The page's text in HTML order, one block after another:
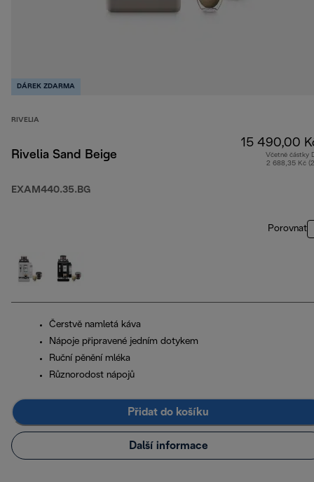
DÁREK ZDARMA
RIVELIA
Rivelia Sand Beige
EXAM440.35.BG
15 490,00
Včetně částky
2 688,35 Kč
Porovnat
Čerstvě namletá káva
Nápoje připravené jedním dotykem
Ruční pěnění mléka
Různorodost nápojů
Přidat do košíku
Další informace